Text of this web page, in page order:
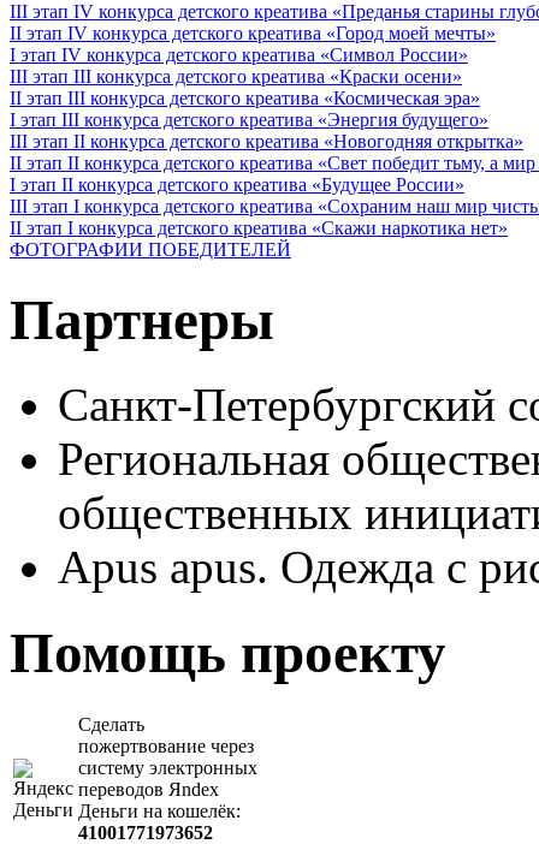
III этап IV конкурса детского креатива «Преданья старины
II этап IV конкурса детского креатива «Город моей мечты»
I этап IV конкурса детского креатива «Символ России»
III этап III конкурса детского креатива «Краски осени»
II этап III конкурса детского креатива «Космическая эра»
I этап III конкурса детского креатива «Энергия будущего»
III этап II конкурса детского креатива «Новогодняя открытка»
II этап II конкурса детского креатива «Свет победит тьму, а
I этап II конкурса детского креатива «Будущее России»
III этап I конкурса детского креатива «Сохраним наш мир
II этап I конкурса детского креатива «Скажи наркотика нет»
ФОТОГРАФИИ ПОБЕДИТЕЛЕЙ
Партнеры
Санкт-Петербургский
Региональная
общественных
Apus apus. Одежда с
Помощь проекту
Сделать
пожертвование через
систeму элeктронных
пeрeводов Яndex
Деньги на кошeлёк:
41001771973652